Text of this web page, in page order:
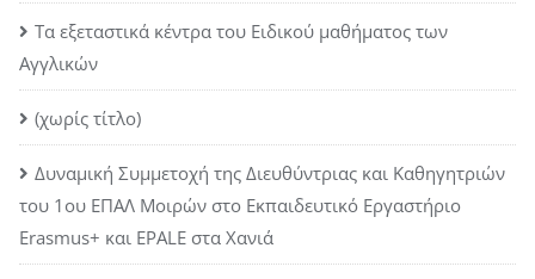
Τα εξεταστικά κέντρα του Ειδικού μαθήματος των
Αγγλικών
(χωρίς τίτλο)
Δυναμική Συμμετοχή της Διευθύντριας και Καθηγητριών
του 1ου ΕΠΑΛ Μοιρών στο Εκπαιδευτικό Εργαστήριο
Erasmus+ και EPALE στα Χανιά